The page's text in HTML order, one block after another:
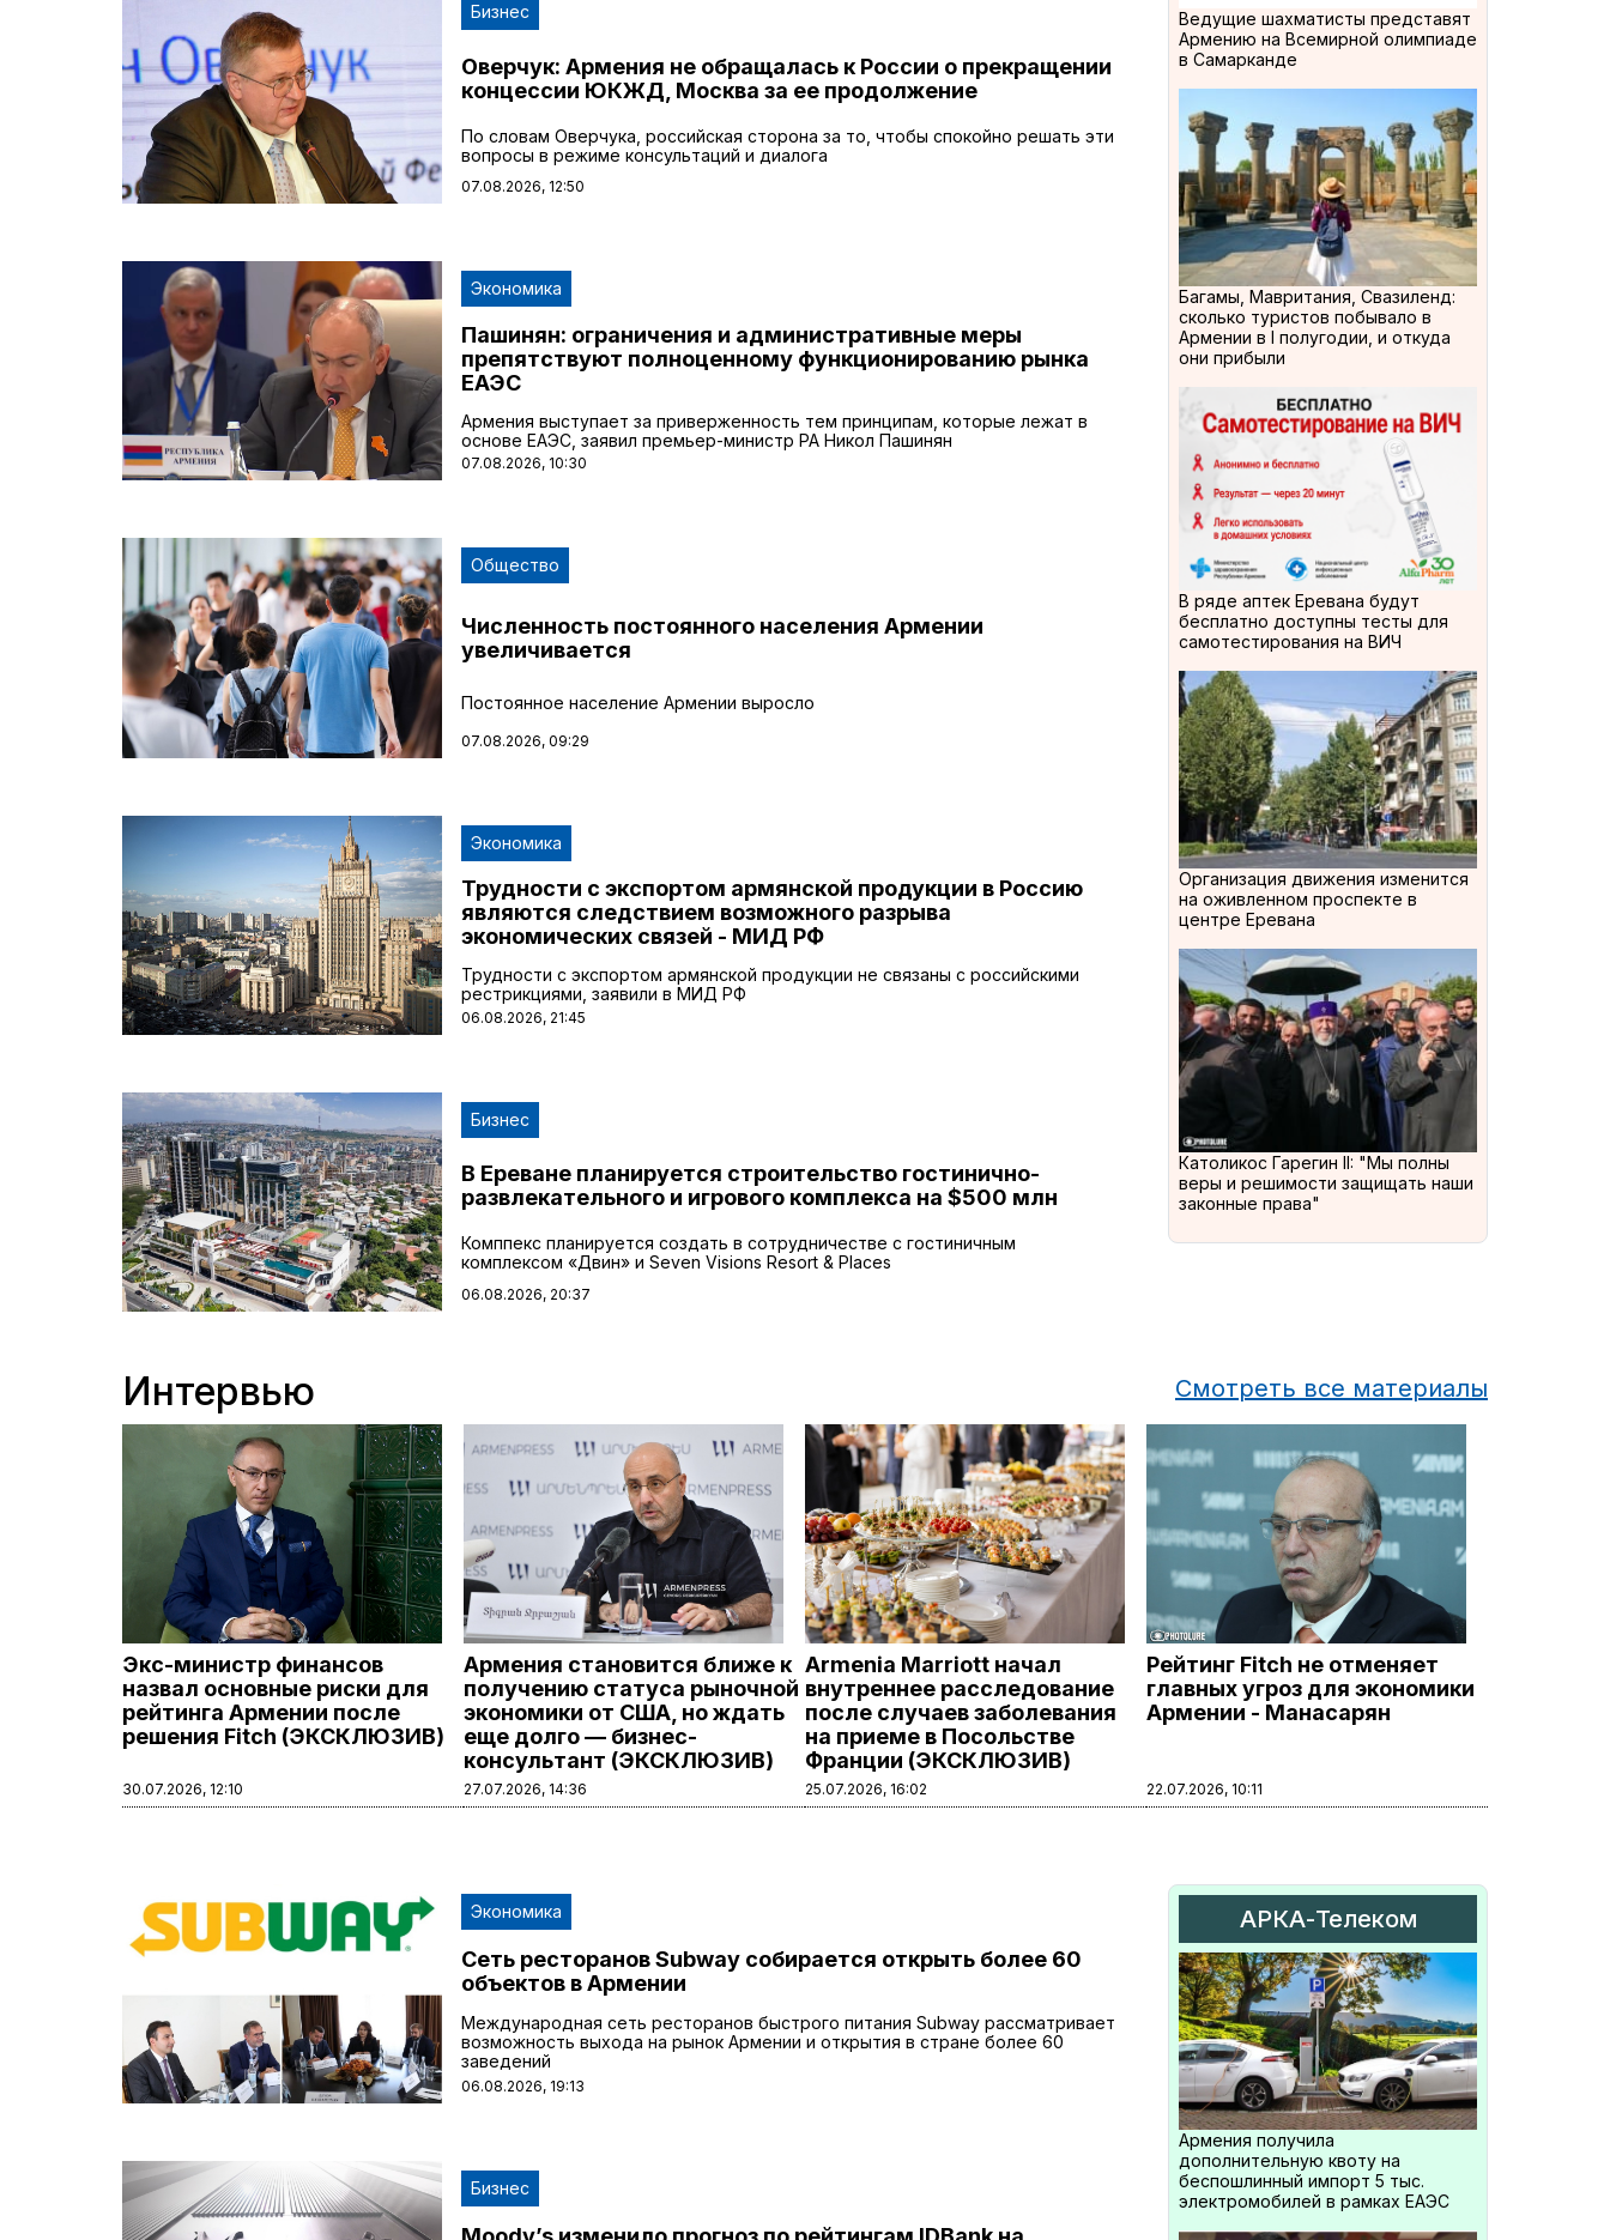
Бизнес
Оверчук: Армения не обращалась к России о прекращении
концессии ЮКЖД, Москва за ее продолжение
По словам Оверчука, российская сторона за то, чтобы спокойно решать эти
вопросы в режиме консультаций и диалога
07.08.2026, 12:50
Экономика
Пашинян: ограничения и административные меры
препятствуют полноценному функционированию рынка
ЕАЭС
Армения выступает за приверженность тем принципам, которые лежат в
основе ЕАЭС, заявил премьер-министр РА Никол Пашинян
07.08.2026, 10:30
Общество
Численность постоянного населения Армении
увеличивается
Постоянное население Армении выросло
07.08.2026, 09:29
Экономика
Трудности с экспортом армянской продукции в Россию
являются следствием возможного разрыва
экономических связей - МИД РФ
Трудности с экспортом армянской продукции не связаны с российскими
рестрикциями, заявили в МИД РФ
06.08.2026, 21:45
Бизнес
В Ереване планируется строительство гостинично-
развлекательного и игрового комплекса на $500 млн
Комппекс планируется создать в сотрудничестве с гостиничным
комплексом «Двин» и Seven Visions Resort & Places
06.08.2026, 20:37
Ведущие шахматисты представят
Армению на Всемирной олимпиаде
в Самарканде
Багамы, Мавритания, Свазиленд:
сколько туристов побывало в
Армении в I полугодии, и откуда
они прибыли
В ряде аптек Еревана будут
бесплатно доступны тесты для
самотестирования на ВИЧ
Организация движения изменится
на оживленном проспекте в
центре Еревана
Католикос Гарегин II: "Мы полны
веры и решимости защищать наши
законные права"
Интервью Смотреть все материалы
Экс-министр финансов
назвал основные риски для
рейтинга Армении после
решения Fitch (ЭКСКЛЮЗИВ)
30.07.2026, 12:10
Армения становится ближе к
получению статуса рыночной
экономики от США, но ждать
еще долго — бизнес-
консультант (ЭКСКЛЮЗИВ)
27.07.2026, 14:36
Armenia Marriott начал
внутреннее расследование
после случаев заболевания
на приеме в Посольстве
Франции (ЭКСКЛЮЗИВ)
25.07.2026, 16:02
Рейтинг Fitch не отменяет
главных угроз для экономики
Армении - Манасарян
22.07.2026, 10:11
Экономика
Сеть ресторанов Subway собирается открыть более 60
объектов в Армении
Международная сеть ресторанов быстрого питания Subway рассматривает
возможность выхода на рынок Армении и открытия в стране более 60
заведений
06.08.2026, 19:13
Бизнес
АРКА-Телеком
Армения получила
дополнительную квоту на
беспошлинный импорт 5 тыс.
электромобилей в рамках ЕАЭС